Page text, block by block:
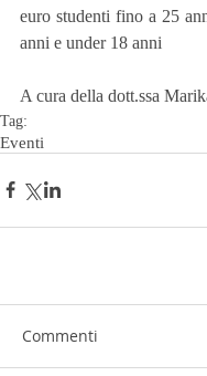
euro studenti fino a 25
anni e under 18 anni
A cura della dott.ssa
Tag:
Eventi
Commenti